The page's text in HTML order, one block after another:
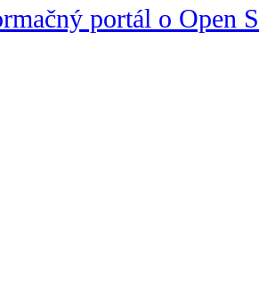
portál o Open